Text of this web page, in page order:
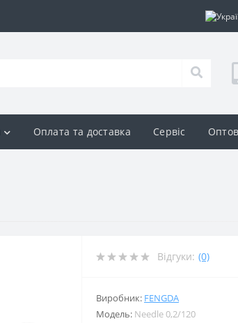
Оплата та доставка Сервіс
Відгуки: (0)
Виробник: FENGDA
Модель: Needle 0,2/120